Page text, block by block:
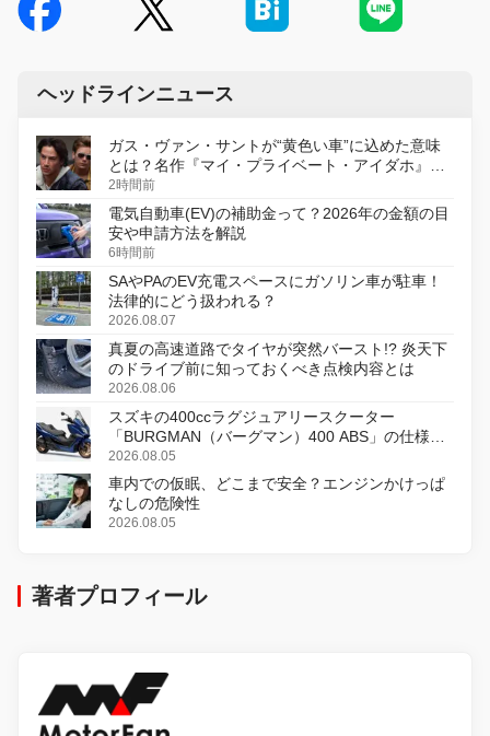
ヘッドラインニュース
ガス・ヴァン・サントが“黄色い車”に込めた意味
とは？名作『マイ・プライベート・アイダホ』が
初のデジタルリマスター版で復活
2時間前
電気自動車(EV)の補助金って？2026年の金額の目
安や申請方法を解説
6時間前
SAやPAのEV充電スペースにガソリン車が駐車！
法律的にどう扱われる？
2026.08.07
真夏の高速道路でタイヤが突然バースト!? 炎天下
のドライブ前に知っておくべき点検内容とは
2026.08.06
スズキの400ccラグジュアリースクーター
「BURGMAN（バーグマン）400 ABS」の仕様を
変更し、8月18日に発売
2026.08.05
車内での仮眠、どこまで安全？エンジンかけっぱ
なしの危険性
2026.08.05
著者プロフィール